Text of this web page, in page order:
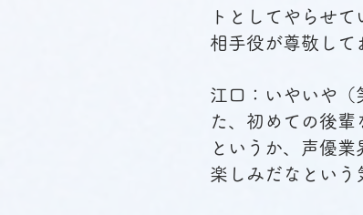
トとしてやらせ
相手役が尊敬し
江口：いやいや（
た、初めての後
というか、声優
楽しみだなという